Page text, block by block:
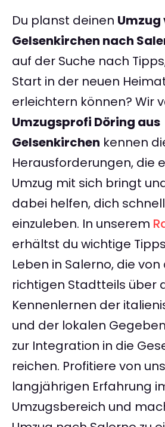
Du planst deinen Umzug
Gelsenkirchen nach
auf der Suche nach
Start in der neuen
erleichtern können? Wir
Umzugsprofi Döring aus
Gelsenkirchen kennen
Herausforderungen, die
Umzug mit sich bringt
dabei helfen, dich
einzuleben. In unserem
erhältst du wichtige
Leben in Salerno, die
richtigen Stadtteils über
Kennenlernen der
und der lokalen
zur Integration in die
reichen. Profitiere von
langjährigen Erfahrung
Umzugsbereich und